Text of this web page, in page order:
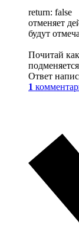
return: false
отменяет
будут
Почитай
подменяется
Ответ
1